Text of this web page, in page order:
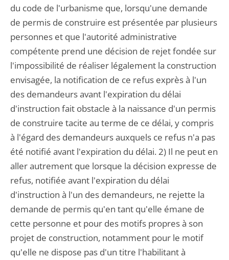
du code de l'urbanisme que, lorsqu'une demande
de permis de construire est présentée par plusieurs
personnes et que l'autorité administrative
compétente prend une décision de rejet fondée sur
l'impossibilité de réaliser légalement la construction
envisagée, la notification de ce refus exprès à l'un
des demandeurs avant l'expiration du délai
d'instruction fait obstacle à la naissance d'un permis
de construire tacite au terme de ce délai, y compris
à l'égard des demandeurs auxquels ce refus n'a pas
été notifié avant l'expiration du délai. 2) Il ne peut en
aller autrement que lorsque la décision expresse de
refus, notifiée avant l'expiration du délai
d'instruction à l'un des demandeurs, ne rejette la
demande de permis qu'en tant qu'elle émane de
cette personne et pour des motifs propres à son
projet de construction, notamment pour le motif
qu'elle ne dispose pas d'un titre l'habilitant à